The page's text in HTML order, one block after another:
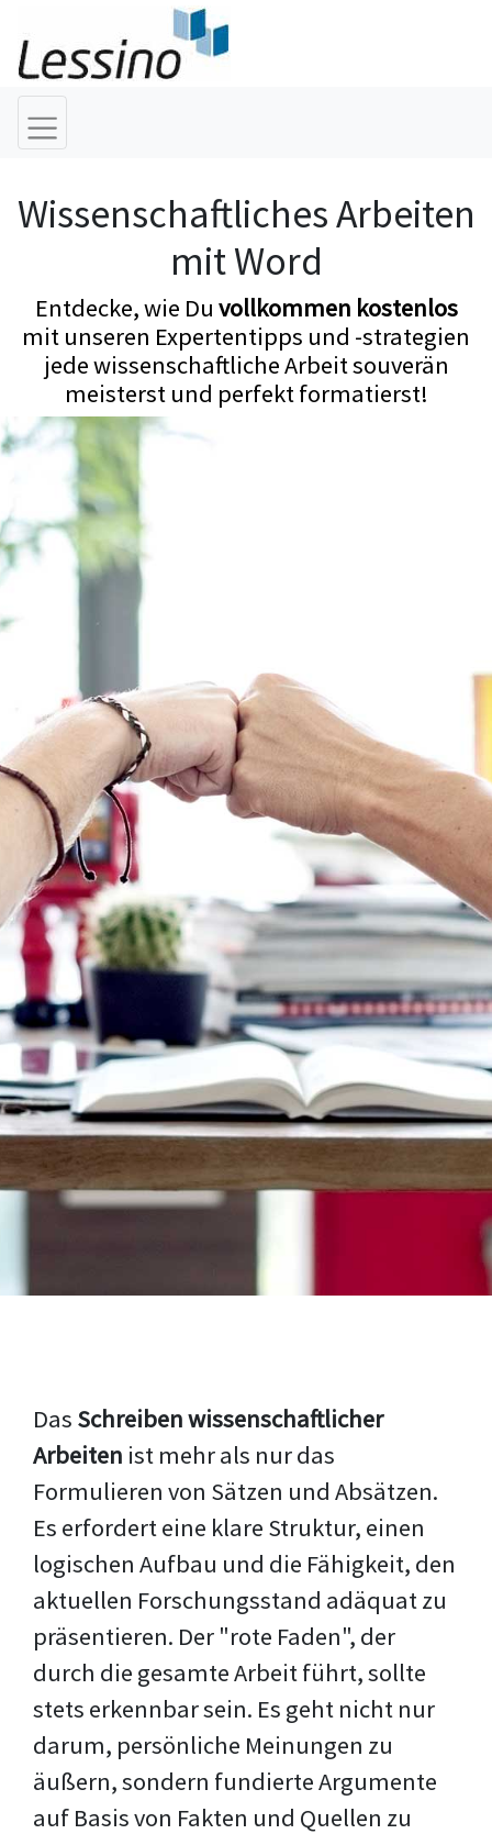
Wissenschaftliches Arbeiten
mit Word
Entdecke, wie Du vollkommen kostenlos
mit unseren Expertentipps und -strategien
jede wissenschaftliche Arbeit souverän
meisterst und perfekt formatierst!
Das Schreiben wissenschaftlicher
Arbeiten ist mehr als nur das
Formulieren von Sätzen und Absätzen.
Es erfordert eine klare Struktur, einen
logischen Aufbau und die Fähigkeit, den
aktuellen Forschungsstand adäquat zu
präsentieren. Der "rote Faden", der
durch die gesamte Arbeit führt, sollte
stets erkennbar sein. Es geht nicht nur
darum, persönliche Meinungen zu
äußern, sondern fundierte Argumente
auf Basis von Fakten und Quellen zu